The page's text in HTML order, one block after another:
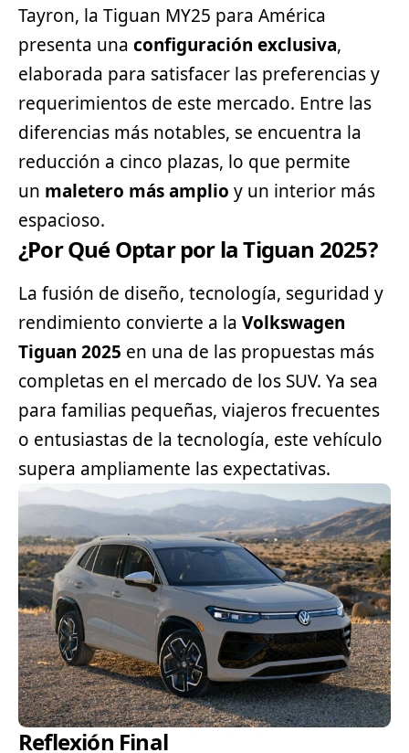
Tayron, la Tiguan MY25 para América
presenta una configuración exclusiva,
elaborada para satisfacer las preferencias y
requerimientos de este mercado. Entre las
diferencias más notables, se encuentra la
reducción a cinco plazas, lo que permite
un maletero más amplio y un interior más
espacioso.
¿Por Qué Optar por la Tiguan 2025?
La fusión de diseño, tecnología, seguridad y
rendimiento convierte a la Volkswagen
Tiguan 2025 en una de las propuestas más
completas en el mercado de los SUV. Ya sea
para familias pequeñas, viajeros frecuentes
o entusiastas de la tecnología, este vehículo
supera ampliamente las expectativas.
Reflexión Final